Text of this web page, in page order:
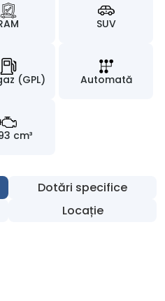
SUV
(GPL) Automată
cm³
Dotări specifice
Locație